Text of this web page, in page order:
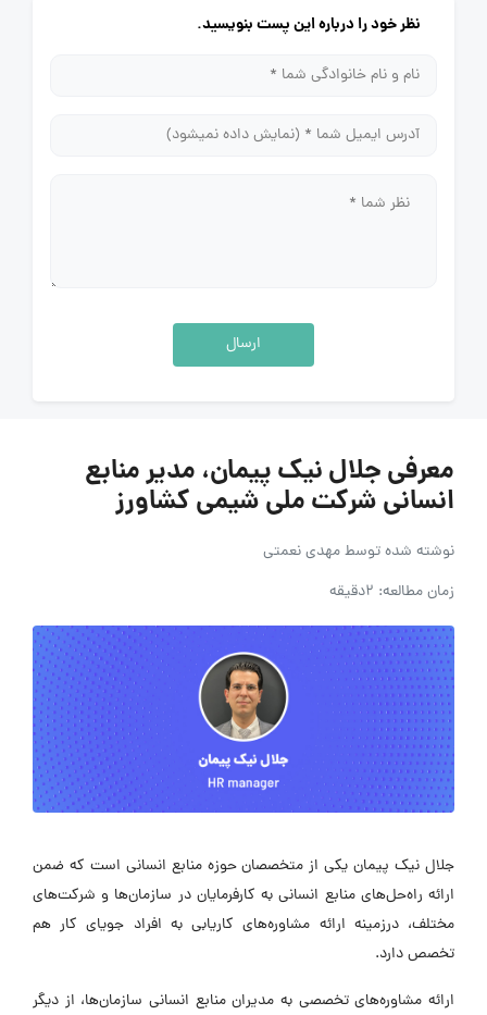
نظر خود را درباره این پست بنویسید.
ارسال
معرفی جلال نیک پیمان، مدیر منابع
انسانی شرکت ملی شیمی کشاورز
نوشته شده توسطمهدی نعمتی
زمان مطالعه: 2دقیقه
جلال نیک پیمان یکی از متخصصان حوزه منابع انسانی است که ضمن
ارائه راه‌حل‌های منابع انسانی به کارفرمایان در سازمان‌ها و شرکت‌های
مختلف، درزمینه ارائه مشاوره‌های کاریابی به افراد جویای کار هم
تخصص دارد.
ارائه مشاوره‌های تخصصی به مدیران منابع انسانی سازمان‌ها، از دیگر